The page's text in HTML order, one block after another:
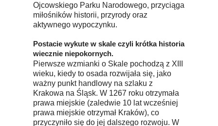
Ojcowskiego Parku Narodowego, przyciąga
miłośników historii, przyrody oraz
aktywnego wypoczynku.
Postacie wykute w skale czyli krótka historia
wiecznie niepokornych.
Pierwsze wzmianki o Skale pochodzą z XIII
wieku, kiedy to osada rozwijała się, jako
ważny punkt handlowy na szlaku z
Krakowa na Śląsk. W 1267 roku otrzymała
prawa miejskie (zaledwie 10 lat wcześniej
prawa miejskie otrzymał Kraków), co
przyczyniło się do jej dalszego rozwoju. W